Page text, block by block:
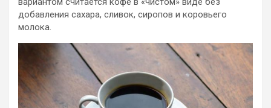
добавления сахара, сливок, сиропов и коровьего
молока.